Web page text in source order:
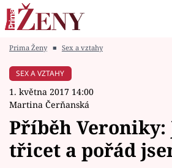
Módní alarm
Témata
Prima Ženy ■ Sex a vztahy
SEX A VZTAHY
1. května 2017 14:00
Martina Čerňanská
Příběh Veroniky:
třicet a pořád